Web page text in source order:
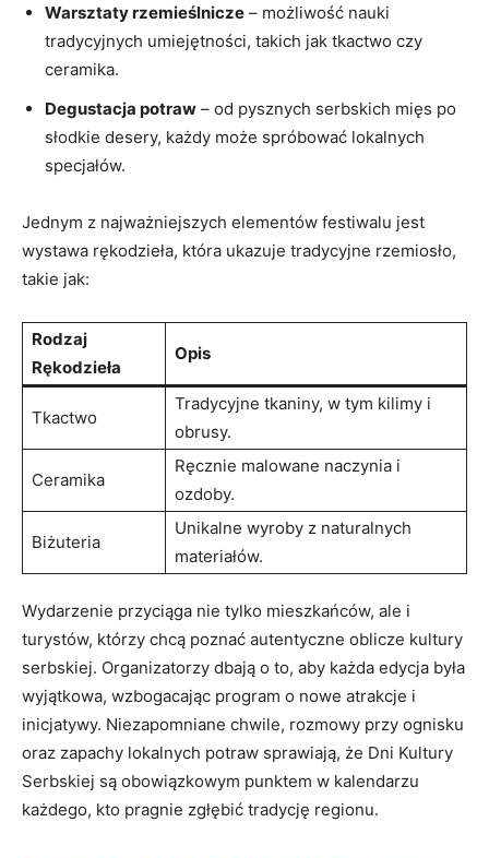
Warsztaty‌ rzemieślnicze – możliwość ⁣nauki
tradycyjnych umiejętności, takich jak tkactwo czy
ceramika.
Degustacja potraw – od pysznych serbskich mięs po‍
słodkie desery, ​każdy może‍ spróbować lokalnych
specjałów.
Jednym z najważniejszych elementów festiwalu jest
wystawa rękodzieła, która ukazuje‍ tradycyjne ⁣rzemiosło,
takie jak:
Rodzaj
Rękodzieła
Opis
Tkactwo
Tradycyjne tkaniny, w ​tym ⁢kilimy ⁢i
obrusy.
Ceramika
Ręcznie malowane naczynia i
ozdoby.
Biżuteria
Unikalne wyroby z naturalnych⁢
materiałów.
Wydarzenie przyciąga nie ‌tylko mieszkańców, ale i
⁣turystów, którzy ​chcą poznać​ autentyczne oblicze ⁤kultury
⁣serbskiej. Organizatorzy dbają o to,​ aby każda ⁤edycja była
wyjątkowa, wzbogacając program‍ o nowe atrakcje i
inicjatywy. Niezapomniane‍ chwile, rozmowy przy ognisku⁤
oraz zapachy lokalnych potraw sprawiają,⁢ że Dni Kultury
Serbskiej są obowiązkowym ⁣punktem w kalendarzu
każdego, kto pragnie‍ zgłębić⁢ tradycję regionu.